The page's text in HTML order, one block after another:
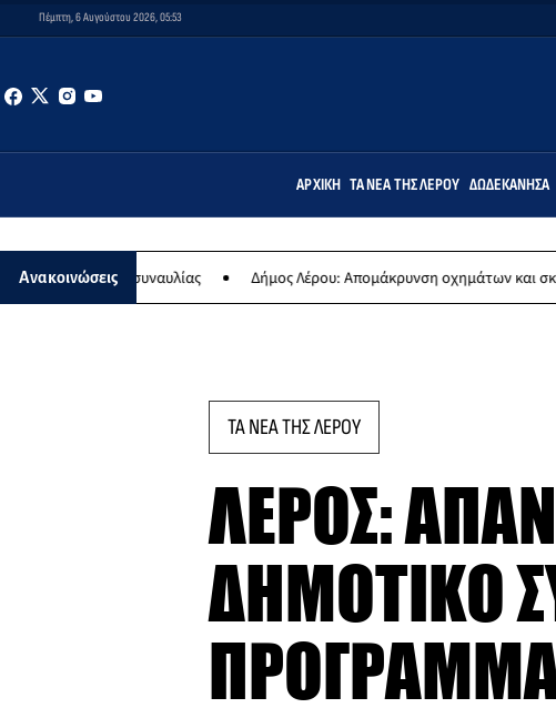
Πέμπτη, 6 Αυγούστου 2026, 05:53
ΑΡΧΙΚΉ ΤΑ ΝΈΑ ΤΗΣ ΛΈΡΟΥ ΔΩΔΕΚΆΝΗΣΑ
Ανακοινώσεις
συναυλίας Δήμος Λέρου: Απομάκρυνση οχημάτων και σκαφών από
ΤΑ ΝΕΑ ΤΗΣ ΛΕΡΟΥ
ΛΕΡΟΣ:
ΔΗΜΟΤΙΚΟ